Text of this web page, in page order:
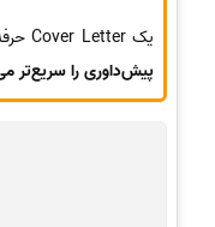
یک Cover Letter حرفه‌ای،
پیش‌داوری را سریع‌تر